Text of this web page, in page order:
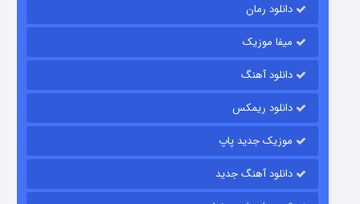
باب اسفنجی فصل ۱۷
قسمت
دانلود رمان
میفا موزیک
دانلود آهنگ
دانلود ریمکس
موزیک جدید پاپ
دانلود آهنگ جدید